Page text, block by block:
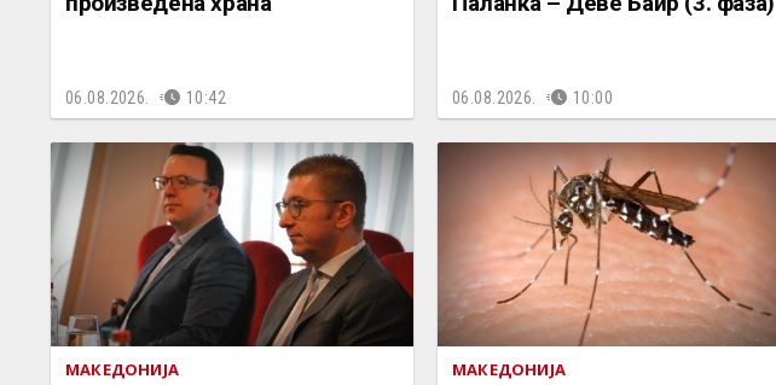
06.08.2026. 10:42 06.08.2026. 10:00
МАКЕДОНИЈА МАКЕДОНИЈА